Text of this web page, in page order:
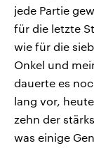
jede Partie
für die letzte
wie für die
Onkel und
dauerte es
lang vor,
zehn der
was einige